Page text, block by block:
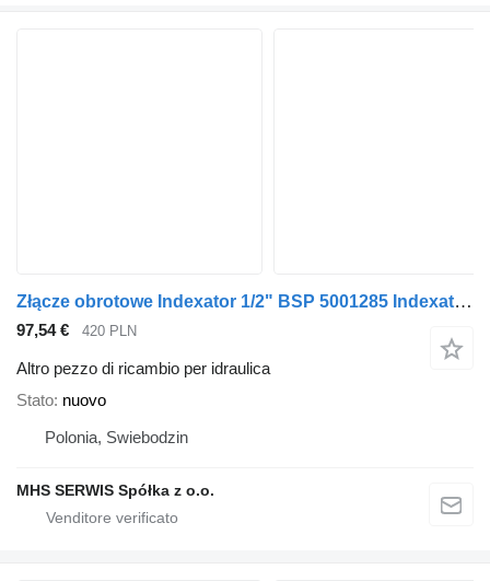
Złącze obrotowe Indexator 1/2" BSP 5001285 Indexator per gru per autocarro Indexator
97,54 € 420 PLN
Altro pezzo di ricambio per idraulica
Stato nuovo
Polonia, Swiebodzin
MHS SERWIS Spółka z o.o.